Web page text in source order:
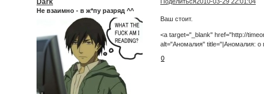
Dark
Не взаимно - в ж*пу разряд ^^
Ваш стоит.
<a target="_blank" href="http://
alt="Аномалия" title="|Аномалия: о
0